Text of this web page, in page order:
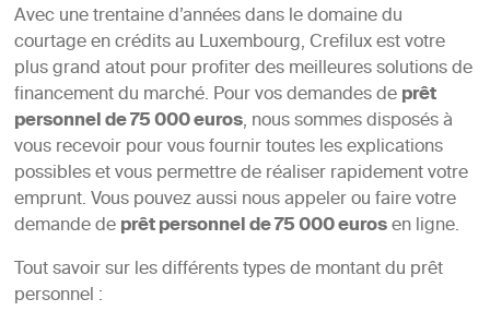
Avec une trentaine d’années dans le domaine du
courtage en crédits au Luxembourg, Crefilux est votre
plus grand atout pour profiter des meilleures solutions de
financement du marché. Pour vos demandes deprêt
personnel de 75 000 euros, nous sommes disposés à
vous recevoir pour vous fournir toutes les explications
possibles et vous permettre de réaliser rapidement votre
emprunt. Vous pouvez aussi nous appeler ou faire votre
demande deprêt personnel de 75 000 eurosen ligne.
Tout savoir sur les différents types de montant du prêt
personnel :